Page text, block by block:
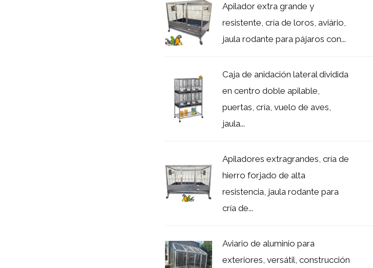
Apilador extra grande y
resistente, cría de loros, aviário,
jaula rodante para pájaros con...
Caja de anidación lateral dividida
en centro doble apilable,
puertas, cría, vuelo de aves,
jaula...
Apiladores extragrandes, cría de
hierro forjado de alta
resistencia, jaula rodante para
cría de...
Aviario de aluminio para
exteriores, versátil, construcción